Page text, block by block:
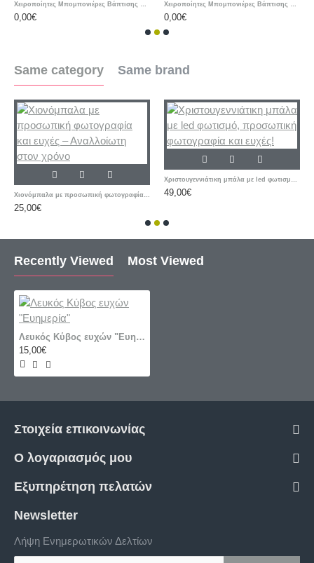
Χειροποίητες Μπομπονιέρες Βάπτισης Cherry – Μεταλλική Εικονίτσα Παναγίας με Γυάλινη Βάση
0,00€
Χειροποίητες Μπομπονιέρες Βάπτισης Cherry – Υφασμάτινα Πορτοφολάκια με Αρχικό Ονόματος
0,00€
Same category Same brand
Χιονόμπαλα με προσωπική φωτογραφία και ευχές – Αναλλοίωτη στον χρόνο
25,00€
Χριστουγεννιάτικη μπάλα με led φωτισμό, προσωπική φωτογραφία και ευχές!
49,00€
Recently Viewed Most Viewed
Λευκός Κύβος ευχών "Ευημερία"
15,00€
Στοιχεία επικοινωνίας
Ο λογαριασμός μου
Εξυπηρέτηση πελατών
Newsletter
Λήψη Ενημερωτικών Δελτίων